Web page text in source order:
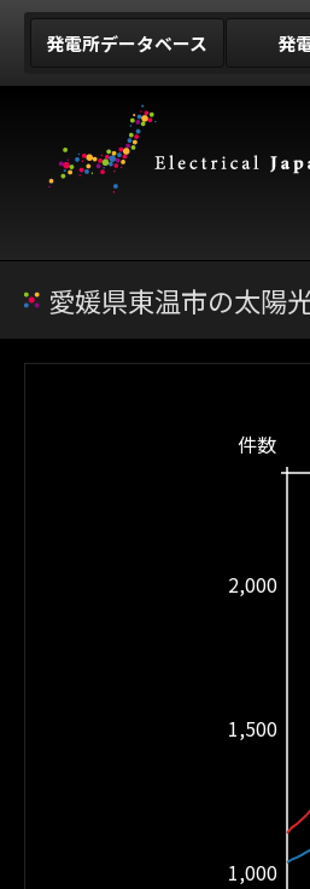
発電所データベース 発
愛媛県東温市の太陽
1,000
1,500
2,000
件数